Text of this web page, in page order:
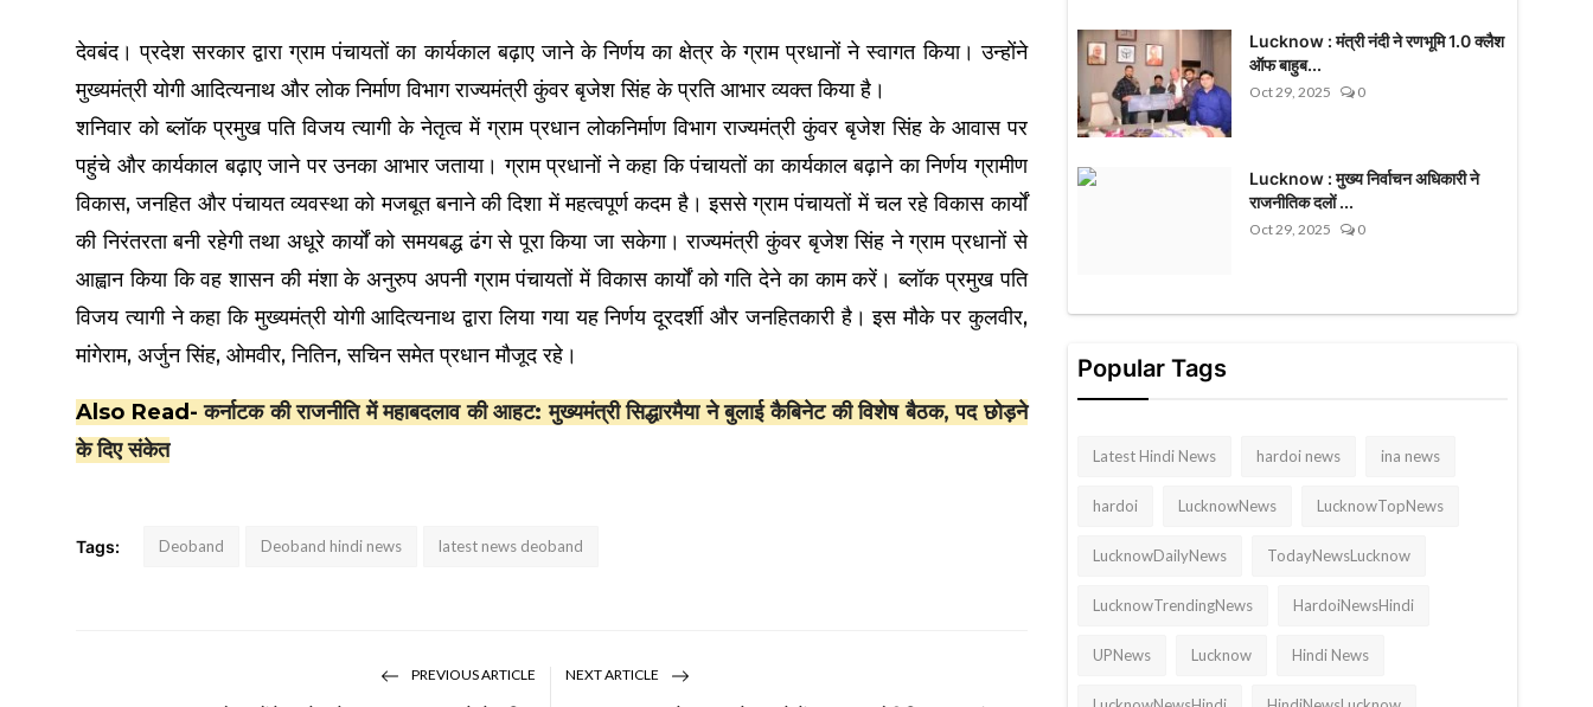
देवबंद। प्रदेश सरकार द्वारा ग्राम पंचायतों का कार्यकाल बढ़ाए जाने के निर्णय का क्षेत्र के ग्राम प्रधानों ने स्वागत किया। उन्होंने
मुख्यमंत्री योगी आदित्यनाथ और लोक निर्माण विभाग राज्यमंत्री कुंवर बृजेश सिंह के प्रति आभार व्यक्त किया है।
शनिवार को ब्लॉक प्रमुख पति विजय त्यागी के नेतृत्व में ग्राम प्रधान लोकनिर्माण विभाग राज्यमंत्री कुंवर बृजेश सिंह के आवास पर
पहुंचे और कार्यकाल बढ़ाए जाने पर उनका आभार जताया। ग्राम प्रधानों ने कहा कि पंचायतों का कार्यकाल बढ़ाने का निर्णय ग्रामीण
विकास, जनहित और पंचायत व्यवस्था को मजबूत बनाने की दिशा में महत्वपूर्ण कदम है। इससे ग्राम पंचायतों में चल रहे विकास कार्यों
की निरंतरता बनी रहेगी तथा अधूरे कार्यों को समयबद्ध ढंग से पूरा किया जा सकेगा। राज्यमंत्री कुंवर बृजेश सिंह ने ग्राम प्रधानों से
आह्वान किया कि वह शासन की मंशा के अनुरुप अपनी ग्राम पंचायतों में विकास कार्यों को गति देने का काम करें। ब्लॉक प्रमुख पति
विजय त्यागी ने कहा कि मुख्यमंत्री योगी आदित्यनाथ द्वारा लिया गया यह निर्णय दूरदर्शी और जनहितकारी है। इस मौके पर कुलवीर,
मांगेराम, अर्जुन सिंह, ओमवीर, नितिन, सचिन समेत प्रधान मौजूद रहे।
Also Read-कर्नाटक की राजनीति में महाबदलाव की आहट: मुख्यमंत्री सिद्धारमैया ने बुलाई कैबिनेट की विशेष बैठक, पद छोड़ने
के दिए संकेत
Tags: Deoband Deoband hindi news latest news deoband
PREVIOUS ARTICLE NEXT ARTICLE
Lucknow : मंत्री नंदी ने रणभूमि 1.0 क्लैश
ऑफ बाहुब...
Oct 29, 2025 0
Lucknow : मुख्य निर्वाचन अधिकारी ने
राजनीतिक दलों ...
Oct 29, 2025 0
Popular Tags
Latest Hindi News hardoi news ina news
hardoi LucknowNews LucknowTopNews
LucknowDailyNews TodayNewsLucknow
LucknowTrendingNews HardoiNewsHindi
UPNews Lucknow Hindi News